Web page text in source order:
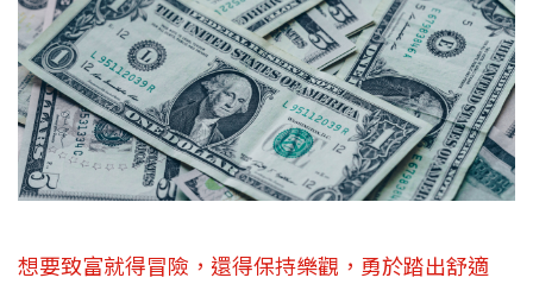
想要致富就得冒險，還得保持樂觀，勇於踏出舒適